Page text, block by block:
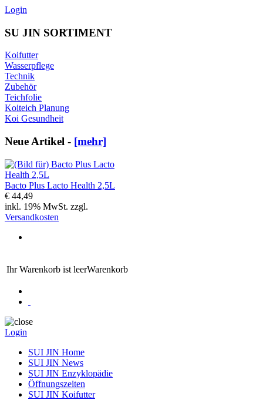
Login
SU JIN SORTIMENT
Koifutter
Wasserpflege
Technik
Zubehör
Teichfolie
Koiteich Planung
Koi Gesundheit
Neue Artikel - [mehr]
Bacto Plus Lacto Health 2,5L
€ 44,49
inkl. 19% MwSt. zzgl.
Versandkosten
Ihr Warenkorb ist leerWarenkorb
Login
SUI JIN Home
SUI JIN News
SUI JIN Enzyklopädie
Öffnungszeiten
SUI JIN Koifutter